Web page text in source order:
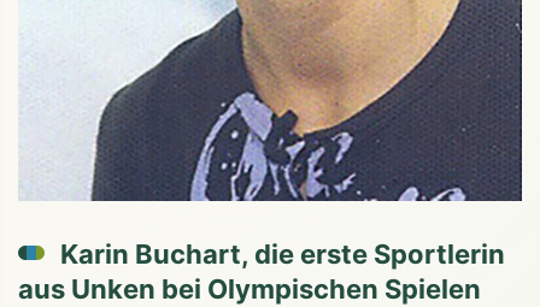
Karin Buchart, die erste Sportlerin
aus Unken bei Olympischen Spielen